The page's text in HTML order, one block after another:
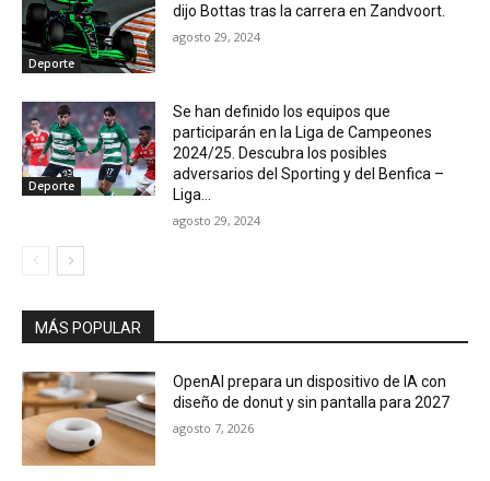
Deporte
dijo Bottas tras la carrera en Zandvoort.
agosto 29, 2024
Deporte
Se han definido los equipos que
participarán en la Liga de Campeones
2024/25. Descubra los posibles
adversarios del Sporting y del Benfica –
Liga...
agosto 29, 2024
MÁS POPULAR
OpenAI prepara un dispositivo de IA con
diseño de donut y sin pantalla para 2027
agosto 7, 2026